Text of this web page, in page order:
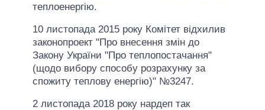
теплоенергію.
10 листопада 2015 року Комітет відхилив
законопроект "Про внесення змін до
Закону України "Про теплопостачання"
(щодо вибору способу розрахунку за
спожиту теплову енергію)" №3247.
2 листопада 2018 року нардеп так